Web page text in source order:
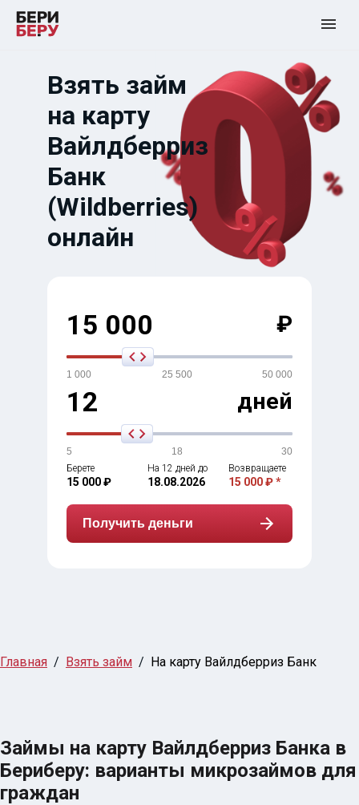
Взять займ
на карту
Вайлдберриз
Банк
(Wildberries)
онлайн
15 000 ₽
1 000 25 500 50 000
12 дней
5 18
30
Берете
15 000 ₽
На 12 дней до
18.08.2026
Возвращаете
15 000 ₽ *
Получить деньги
Главная Взять займ На карту Вайлдберриз Банк
Займы на карту Вайлдберриз Банка в
Бериберу: варианты микрозаймов для
граждан